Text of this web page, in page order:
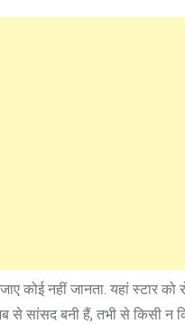
कोई नहीं जानता. यहां स्टार
सांसद बनी हैं, तभी से किसी न